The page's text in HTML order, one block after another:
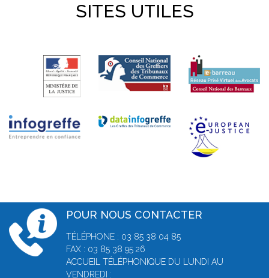
SITES UTILES
POUR NOUS CONTACTER
TÉLÉPHONE : 03 85 38 04 85
FAX : 03 85 38 95 26
ACCUEIL TÉLÉPHONIQUE DU LUNDI AU
VENDREDI :